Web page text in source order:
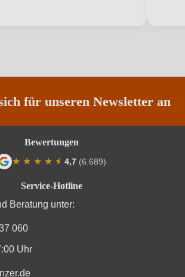
für unseren Newsletter an
Service-Hotline
Beratung unter:
060
Uhr
Bewertungen
★ ★ ★ ★ ★
★ 4,7 (6.689)